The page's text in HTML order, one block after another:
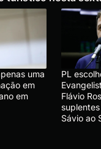
uma
em
em
PL
Flávio
Sávio ao